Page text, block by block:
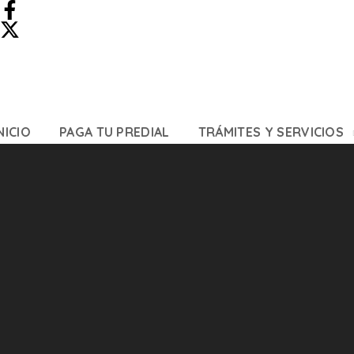
PAGA TU PREDIAL TRÁMITES Y SERVICIOS